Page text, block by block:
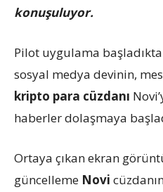
konuşuluyor.
Pilot uygulama
sosyal medya devinin,
kripto para cüzdanı
haberler dolaşmaya
Ortaya çıkan ekran
güncelleme Novi